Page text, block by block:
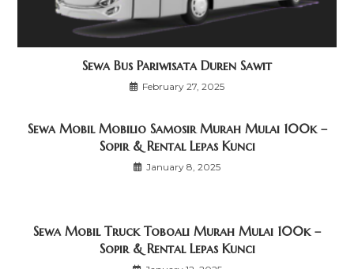
Sewa Bus Pariwisata Duren Sawit
February 27, 2025
Sewa Mobil Mobilio Samosir Murah Mulai 100k –
Sopir & Rental Lepas Kunci
January 8, 2025
Sewa Mobil Truck Toboali Murah Mulai 100k –
Sopir & Rental Lepas Kunci